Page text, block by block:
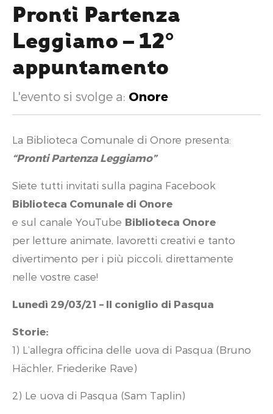
Pronti Partenza
Leggiamo – 12°
appuntamento
L'evento si svolge a: Onore
La Biblioteca Comunale di Onore presenta:
“Pronti Partenza Leggiamo”
Siete tutti invitati sulla pagina Facebook
Biblioteca Comunale di Onore
e sul canale YouTube Biblioteca Onore
per letture animate, lavoretti creativi e tanto
divertimento per i più piccoli, direttamente
nelle vostre case!
Lunedì 29/03/21 – Il coniglio di Pasqua
Storie:
1) L’allegra officina delle uova di Pasqua (Bruno
Hächler, Friederike Rave)
2) Le uova di Pasqua (Sam Taplin)